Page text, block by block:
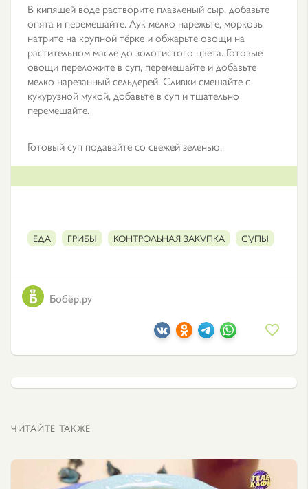
В кипящей воде растворите плавленый сыр, добавьте
опята и перемешайте. Лук мелко нарежьте, морковь
натрите на крупной тёрке и обжарьте овощи на
растительном масле до золотистого цвета. Готовые
овощи переложите в суп, перемешайте и добавьте
мелко нарезанный сельдерей. Сливки смешайте с
кукурузной мукой, добавьте в суп и тщательно
перемешайте.
Готовый суп подавайте со свежей зеленью.
ЕДА ГРИБЫ КОНТРОЛЬНАЯ ЗАКУПКА СУПЫ
Бобёр.ру
ЧИТАЙТЕ ТАКЖЕ